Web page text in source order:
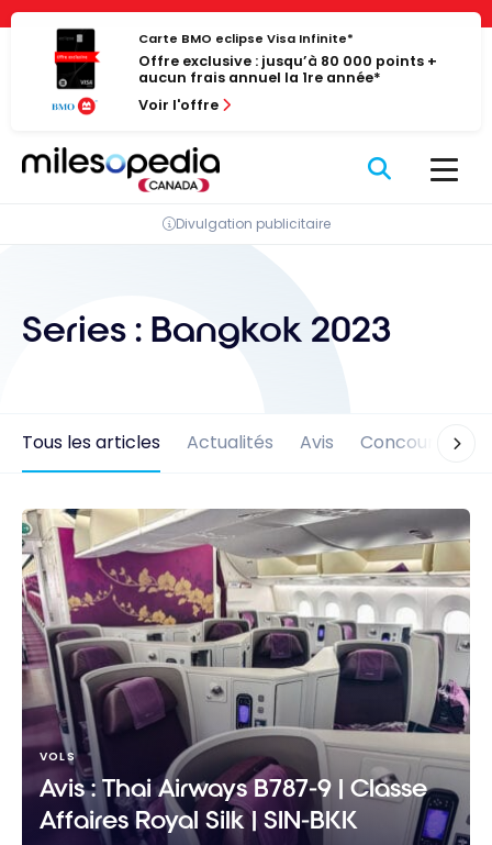
Panneau de gestion des cookies
Passer
contenu
Carte BMO eclipse Visa Infinite*
Offre exclusive : jusqu’à 80 000 points +
aucun frais annuel la 1re année*
Voir l'offre
Divulgation publicitaire
Series : Bangkok 2023
Tous les articles Actualités Avis Concours
VOLS
Avis : Thai Airways B787-9 | Classe
Affaires Royal Silk | SIN-BKK